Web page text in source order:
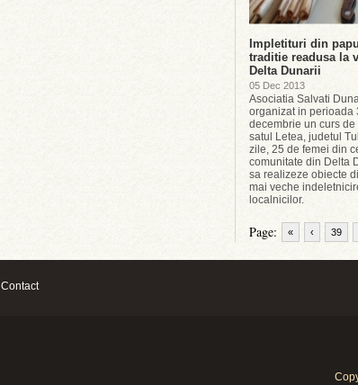
Impletituri din
traditie readusa la
Delta Dunarii
05 Dec 2013
Asociatia Salvati
organizat in perioada
decembrie un curs
satul Letea, judetul
zile, 25 de femei din
comunitate din Delta
sa realizeze obiecte
mai veche
localnicilor.
Page: « ‹ 39
Contact